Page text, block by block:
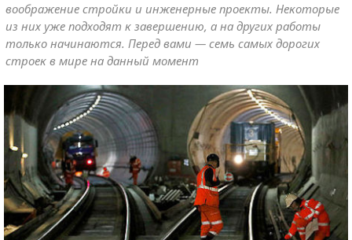
воображение стройки и инженерные проекты. Некоторые
из них уже подходят к завершению, а на других работы
только начинаются. Перед вами — семь самых дорогих
строек в мире на данный момент